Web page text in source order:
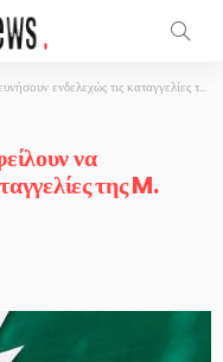
τις καταγγελίες της M. Καρυστιανού
να
της M.